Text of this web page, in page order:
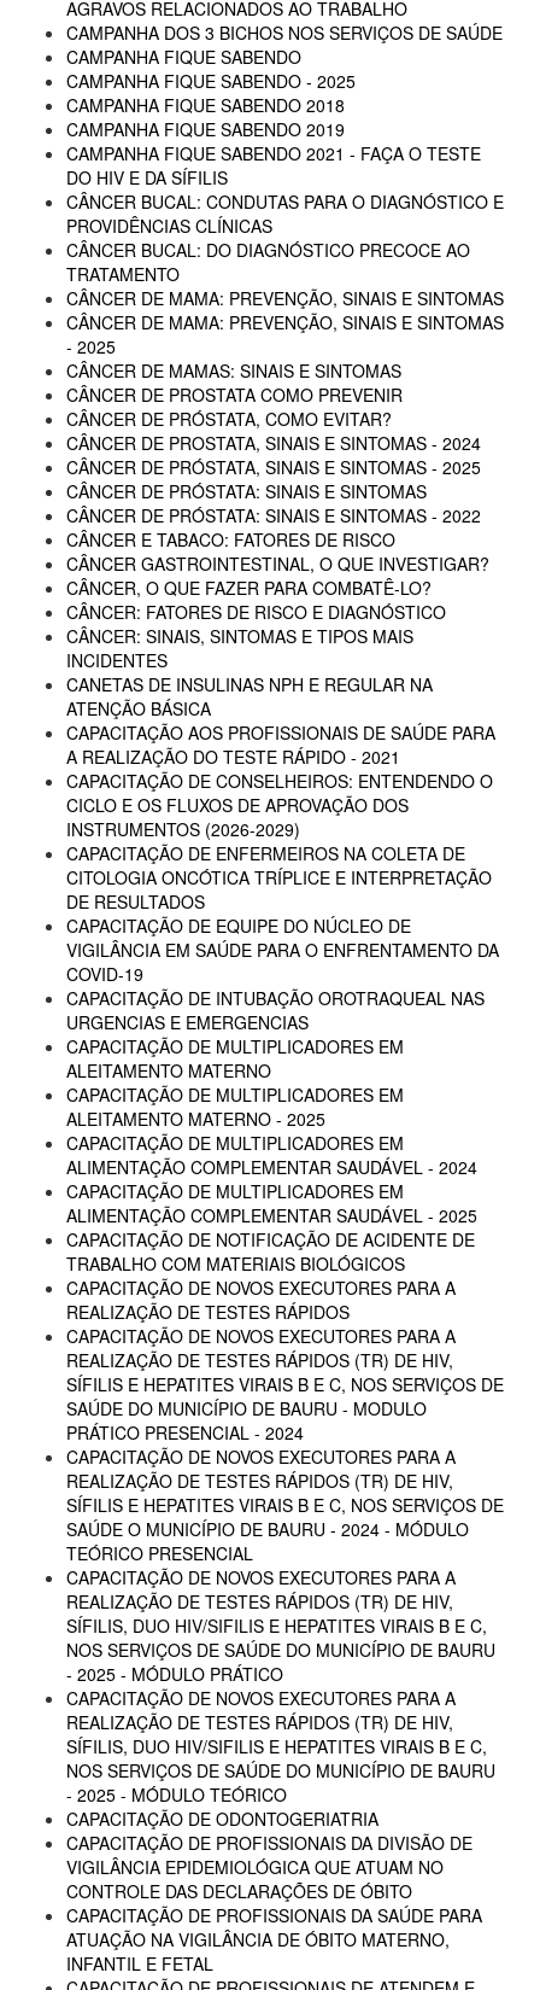
AGRAVOS RELACIONADOS AO TRABALHO
CAMPANHA DOS 3 BICHOS NOS SERVIÇOS DE SAÚDE
CAMPANHA FIQUE SABENDO
CAMPANHA FIQUE SABENDO - 2025
CAMPANHA FIQUE SABENDO 2018
CAMPANHA FIQUE SABENDO 2019
CAMPANHA FIQUE SABENDO 2021 - FAÇA O TESTE
DO HIV E DA SÍFILIS
CÂNCER BUCAL: CONDUTAS PARA O DIAGNÓSTICO E
PROVIDÊNCIAS CLÍNICAS
CÂNCER BUCAL: DO DIAGNÓSTICO PRECOCE AO
TRATAMENTO
CÂNCER DE MAMA: PREVENÇÃO, SINAIS E SINTOMAS
CÂNCER DE MAMA: PREVENÇÃO, SINAIS E SINTOMAS
- 2025
CÂNCER DE MAMAS: SINAIS E SINTOMAS
CÂNCER DE PROSTATA COMO PREVENIR
CÂNCER DE PRÓSTATA, COMO EVITAR?
CÂNCER DE PROSTATA, SINAIS E SINTOMAS - 2024
CÂNCER DE PRÓSTATA, SINAIS E SINTOMAS - 2025
CÂNCER DE PRÓSTATA: SINAIS E SINTOMAS
CÂNCER DE PRÓSTATA: SINAIS E SINTOMAS - 2022
CÂNCER E TABACO: FATORES DE RISCO
CÂNCER GASTROINTESTINAL, O QUE INVESTIGAR?
CÂNCER, O QUE FAZER PARA COMBATÊ-LO?
CÂNCER: FATORES DE RISCO E DIAGNÓSTICO
CÂNCER: SINAIS, SINTOMAS E TIPOS MAIS
INCIDENTES
CANETAS DE INSULINAS NPH E REGULAR NA
ATENÇÃO BÁSICA
CAPACITAÇÃO AOS PROFISSIONAIS DE SAÚDE PARA
A REALIZAÇÃO DO TESTE RÁPIDO - 2021
CAPACITAÇÃO DE CONSELHEIROS: ENTENDENDO O
CICLO E OS FLUXOS DE APROVAÇÃO DOS
INSTRUMENTOS (2026-2029)
CAPACITAÇÃO DE ENFERMEIROS NA COLETA DE
CITOLOGIA ONCÓTICA TRÍPLICE E INTERPRETAÇÃO
DE RESULTADOS
CAPACITAÇÃO DE EQUIPE DO NÚCLEO DE
VIGILÂNCIA EM SAÚDE PARA O ENFRENTAMENTO DA
COVID-19
CAPACITAÇÃO DE INTUBAÇÃO OROTRAQUEAL NAS
URGENCIAS E EMERGENCIAS
CAPACITAÇÃO DE MULTIPLICADORES EM
ALEITAMENTO MATERNO
CAPACITAÇÃO DE MULTIPLICADORES EM
ALEITAMENTO MATERNO - 2025
CAPACITAÇÃO DE MULTIPLICADORES EM
ALIMENTAÇÃO COMPLEMENTAR SAUDÁVEL - 2024
CAPACITAÇÃO DE MULTIPLICADORES EM
ALIMENTAÇÃO COMPLEMENTAR SAUDÁVEL - 2025
CAPACITAÇÃO DE NOTIFICAÇÃO DE ACIDENTE DE
TRABALHO COM MATERIAIS BIOLÓGICOS
CAPACITAÇÃO DE NOVOS EXECUTORES PARA A
REALIZAÇÃO DE TESTES RÁPIDOS
CAPACITAÇÃO DE NOVOS EXECUTORES PARA A
REALIZAÇÃO DE TESTES RÁPIDOS (TR) DE HIV,
SÍFILIS E HEPATITES VIRAIS B E C, NOS SERVIÇOS DE
SAÚDE DO MUNICÍPIO DE BAURU - MODULO
PRÁTICO PRESENCIAL - 2024
CAPACITAÇÃO DE NOVOS EXECUTORES PARA A
REALIZAÇÃO DE TESTES RÁPIDOS (TR) DE HIV,
SÍFILIS E HEPATITES VIRAIS B E C, NOS SERVIÇOS DE
SAÚDE O MUNICÍPIO DE BAURU - 2024 - MÓDULO
TEÓRICO PRESENCIAL
CAPACITAÇÃO DE NOVOS EXECUTORES PARA A
REALIZAÇÃO DE TESTES RÁPIDOS (TR) DE HIV,
SÍFILIS, DUO HIV/SIFILIS E HEPATITES VIRAIS B E C,
NOS SERVIÇOS DE SAÚDE DO MUNICÍPIO DE BAURU
- 2025 - MÓDULO PRÁTICO
CAPACITAÇÃO DE NOVOS EXECUTORES PARA A
REALIZAÇÃO DE TESTES RÁPIDOS (TR) DE HIV,
SÍFILIS, DUO HIV/SIFILIS E HEPATITES VIRAIS B E C,
NOS SERVIÇOS DE SAÚDE DO MUNICÍPIO DE BAURU
- 2025 - MÓDULO TEÓRICO
CAPACITAÇÃO DE ODONTOGERIATRIA
CAPACITAÇÃO DE PROFISSIONAIS DA DIVISÃO DE
VIGILÂNCIA EPIDEMIOLÓGICA QUE ATUAM NO
CONTROLE DAS DECLARAÇÕES DE ÓBITO
CAPACITAÇÃO DE PROFISSIONAIS DA SAÚDE PARA
ATUAÇÃO NA VIGILÂNCIA DE ÓBITO MATERNO,
INFANTIL E FETAL